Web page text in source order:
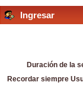
Ingresar
Duración de la
Recordar siempre